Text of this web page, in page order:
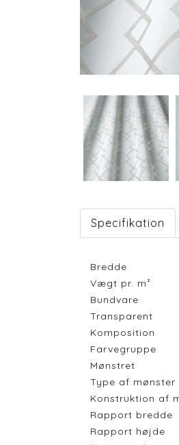
Specifikation
Bredde
Vægt pr. m²
Bundvare
Transparent
Komposition
Farvegruppe
Mønstret
Type af mønster
Konstruktion af
Rapport bredde
Rapport højde